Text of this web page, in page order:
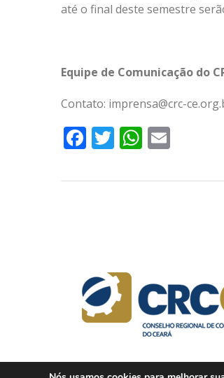
até o final deste semestre
Equipe de Comunicação do
Contato: imprensa@crc-
Facebook
Twitter